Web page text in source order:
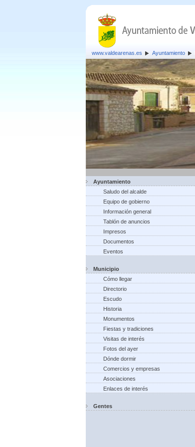
www.valdearenas.es Ayuntamiento
Ayuntamiento
Saludo del alcalde
Equipo de gobierno
Información general
Tablón de anuncios
Impresos
Documentos
Eventos
Municipio
Cómo llegar
Directorio
Escudo
Historia
Monumentos
Fiestas y tradiciones
Visitas de interés
Fotos del ayer
Dónde dormir
Comercios y empresas
Asociaciones
Enlaces de interés
Gentes